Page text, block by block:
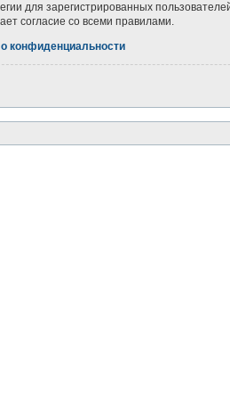
для зарегистрированных
согласие со всеми правилами.
конфиденциальности